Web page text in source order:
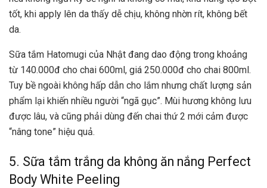
tốt, khi apply lên da thấy dễ chịu, không nhờn rít, không bết
da.
Sữa tắm Hatomugi của Nhật đang dao động trong khoảng
từ 140.000đ cho chai 600ml, giá 250.000đ cho chai 800ml.
Tuy bề ngoài không hấp dẫn cho lắm nhưng chất lượng sản
phẩm lại khiến nhiều người “ngã gục”. Mùi hương không lưu
được lâu, và cũng phải dùng đến chai thứ 2 mới cảm được
“nâng tone” hiệu quả.
5. Sữa tắm trắng da không ăn nắng Perfect
Body White Peeling